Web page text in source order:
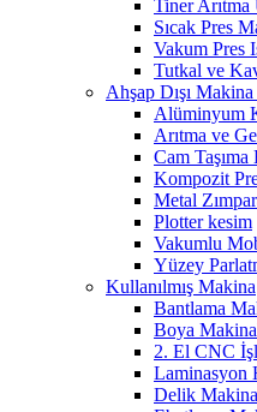
Tiner Arıtma
Sıcak Pres
Vakum Pres
Tutkal ve
Ahşap Dışı
Alüminyum
Arıtma ve
Cam Taşıma
Kompozit
Metal
Plotter kesim
Vakumlu
Yüzey
Kullanılmış Makina
Bantlama
Boya
2. El CNC
Laminasyon
Delik